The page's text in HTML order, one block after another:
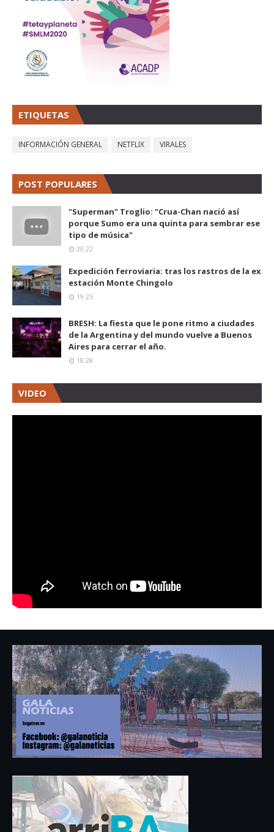
ETIQUETAS
INFORMACIÓN GENERAL NETFLIX VIRALES
POST POPULARES
"Superman" Troglio: "Crua-Chan nació así
porque Sumo era una quinta para sembrar ese
tipo de música"
20:22
Expedición ferroviaria: tras los rastros de la ex
estación Monte Chingolo
19:25
BRESH: La fiesta que le pone ritmo a ciudades
de la Argentina y del mundo vuelve a Buenos
Aires para cerrar el año.
18:28
VIDEO